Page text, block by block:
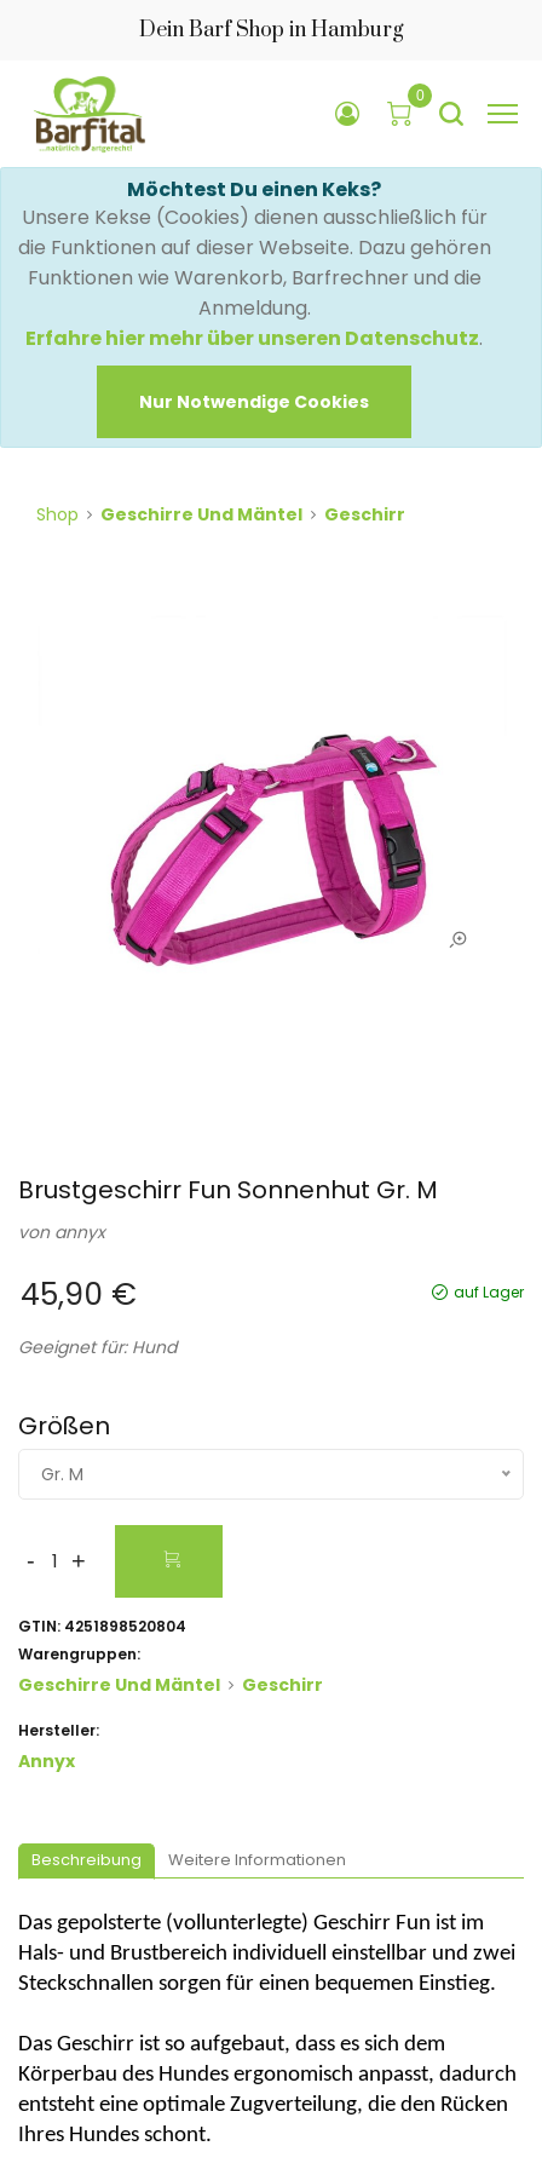
Dein Barf Shop in Hamburg
0
Möchtest Du einen Keks?
Unsere Kekse (Cookies) dienen ausschließlich für
die Funktionen auf dieser Webseite. Dazu gehören
Funktionen wie Warenkorb, Barfrechner und die
Anmeldung.
Erfahre hier mehr über unseren Datenschutz.
Nur Notwendige Cookies
Shop Geschirre Und Mäntel Geschirr
Brustgeschirr Fun Sonnenhut Gr. M
von annyx
45,90 € auf Lager
Geeignet für: Hund
Größen
Gr. M
- +
GTIN: 4251898520804
Warengruppen:
Geschirre Und Mäntel Geschirr
Hersteller:
Annyx
Beschreibung Weitere Informationen
Das gepolsterte (vollunterlegte) Geschirr Fun ist im
Hals- und Brustbereich individuell einstellbar und zwei
Steckschnallen sorgen für einen bequemen Einstieg.
Das Geschirr ist so aufgebaut, dass es sich dem
Körperbau des Hundes ergonomisch anpasst, dadurch
entsteht eine optimale Zugverteilung, die den Rücken
Ihres Hundes schont.